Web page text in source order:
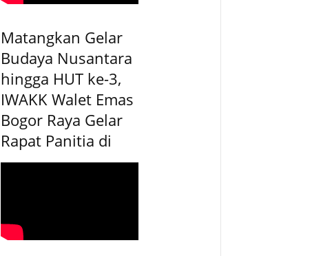
Matangkan Gelar
Budaya Nusantara
hingga HUT ke-3,
IWAKK Walet Emas
Bogor Raya Gelar
Rapat Panitia di